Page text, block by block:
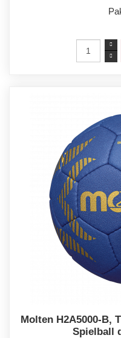
Molten H2A5000-B,
Spielball